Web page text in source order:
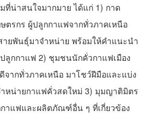
ที่น่าสนใจมากมาย ได้แก่ 1) กาด
ตรกร ผู้ปลูกกาแฟจากทั่วภาคเหนือ
ยพันธุ์มาจำหน่าย พร้อมให้คำแนะนำ
ลูกกาแฟ 2) ชุมชนนักคั่วกาแฟเมือง
ากทั่วภาคเหนือ มาโชว์ฝีมือและแบ่ง
หน่ายกาแฟคั่วสดใหม่ 3) มุมญาติมิตร
แฟและผลิตภัณฑ์อื่น ๆ ที่เกี่ยวข้อง